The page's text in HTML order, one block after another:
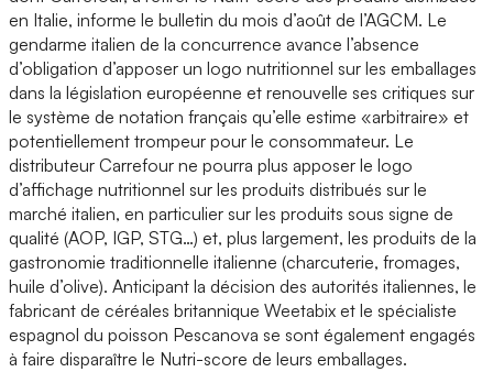
en Italie, informe le bulletin du mois d’août de l’AGCM. Le
gendarme italien de la concurrence avance l’absence
d’obligation d’apposer un logo nutritionnel sur les emballages
dans la législation européenne et renouvelle ses critiques sur
le système de notation français qu’elle estime «arbitraire» et
potentiellement trompeur pour le consommateur. Le
distributeur Carrefour ne pourra plus apposer le logo
d’affichage nutritionnel sur les produits distribués sur le
marché italien, en particulier sur les produits sous signe de
qualité (AOP, IGP, STG…) et, plus largement, les produits de la
gastronomie traditionnelle italienne (charcuterie, fromages,
huile d’olive). Anticipant la décision des autorités italiennes, le
fabricant de céréales britannique Weetabix et le spécialiste
espagnol du poisson Pescanova se sont également engagés
à faire disparaître le Nutri-score de leurs emballages.